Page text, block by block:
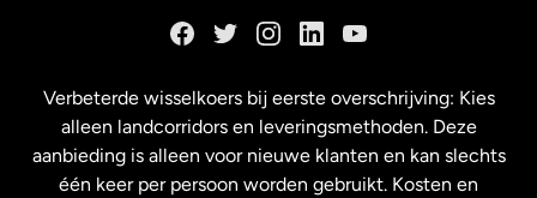
Maleisië
Verbeterde wisselkoers bij eerste overschrijving: Kies
alleen landcorridors en leveringsmethoden. Deze
aanbieding is alleen voor nieuwe klanten en kan slechts
één keer per persoon worden gebruikt. Kosten en